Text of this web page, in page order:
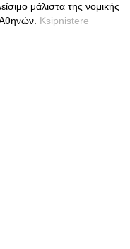
μάλιστα της νομικής
Ksipnistere